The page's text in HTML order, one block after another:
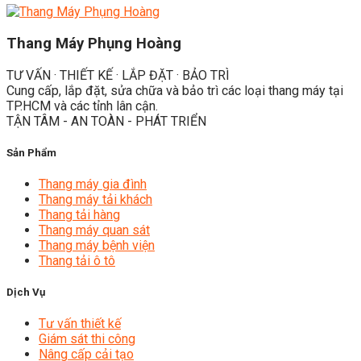
Thang Máy Phụng Hoàng
TƯ VẤN · THIẾT KẾ · LẮP ĐẶT · BẢO TRÌ
Cung cấp, lắp đặt, sửa chữa và bảo trì các loại thang máy tại
TP.HCM và các tỉnh lân cận.
TẬN TÂM - AN TOÀN - PHÁT TRIỂN
Sản Phẩm
Thang máy gia đình
Thang máy tải khách
Thang tải hàng
Thang máy quan sát
Thang máy bệnh viện
Thang tải ô tô
Dịch Vụ
Tư vấn thiết kế
Giám sát thi công
Nâng cấp cải tạo